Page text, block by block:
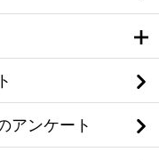
アンケート